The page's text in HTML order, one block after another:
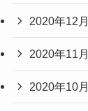
2020年12月
2020年11月
2020年10月